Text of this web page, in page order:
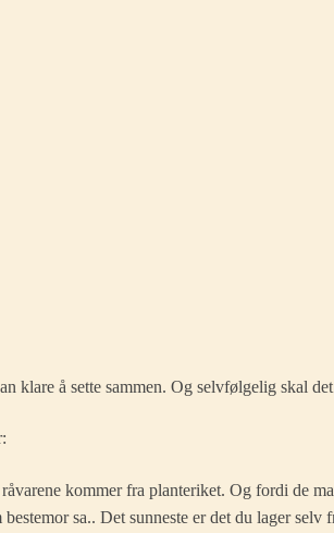
klare å sette sammen. Og selvfølgelig skal
råvarene kommer fra planteriket. Og fordi de
sa.. Det sunneste er det du lager